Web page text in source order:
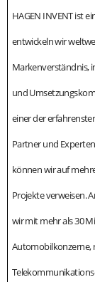
HAGEN INVENT ist
entwickeln wir
Markenverständnis,
und
einer der
Partner und
können wir auf
Projekte verweisen.
wir mit mehr als 30
Automobilkonzerne,